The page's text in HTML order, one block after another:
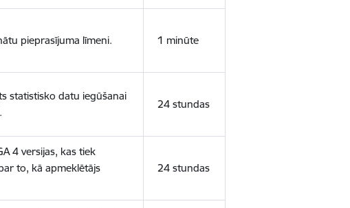
pieprasījuma līmeni. 1 minūte
statistisko datu iegūšanai
24 stundas
4 versijas, kas tiek
to, kā apmeklētājs
24 stundas